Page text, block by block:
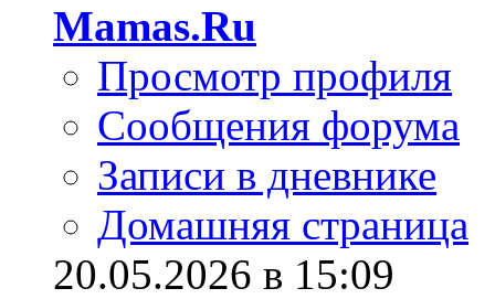
Mamas.Ru
Просмотр профиля
Сообщения форума
Записи в дневнике
Домашняя страница
20.05.2026 в 15:09